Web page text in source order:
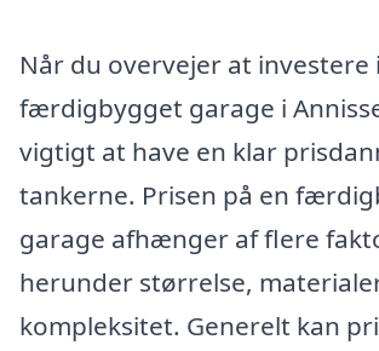
Når du overvejer at investere
færdigbygget garage i
vigtigt at have en klar
tankerne. Prisen på en
garage afhænger af flere
herunder størrelse,
kompleksitet. Generelt kan